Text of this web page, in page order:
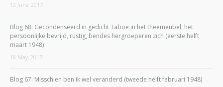
12 June, 2017
Blog 68: Gecondenseerd in gedicht Taboe in het theemeubel, het
persoonlijke bevrijd, rustig, bendes hergroeperen zich (eerste helft
maart 1948)
18 May, 2017
Blog 67: Misschien ben ik wel veranderd (tweede helft februari 1948)